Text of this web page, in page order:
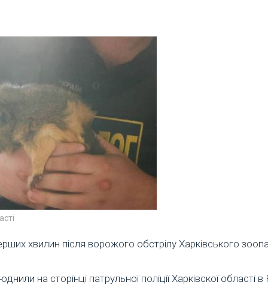
хвилин після ворожого обстрілу Харківського
на сторінці патрульної поліції Харківскої області